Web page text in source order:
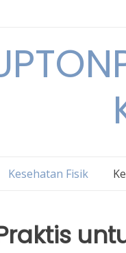
Kesehatan Fisik